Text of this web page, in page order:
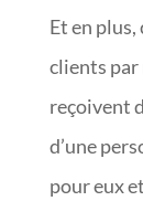
Et en
clients par
reçoivent
d’une
pour eux